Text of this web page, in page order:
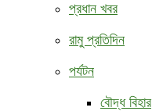
প্রধান খবর
রামু প্রতিদিন
পর্যটন
বৌদ্ধ ‍বিহার